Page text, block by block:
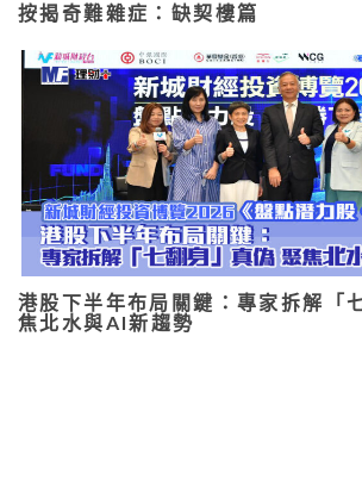
按揭奇難雜症：缺契樓篇
港股下半年布局關鍵：專家拆解「
焦北水與AI新趨勢